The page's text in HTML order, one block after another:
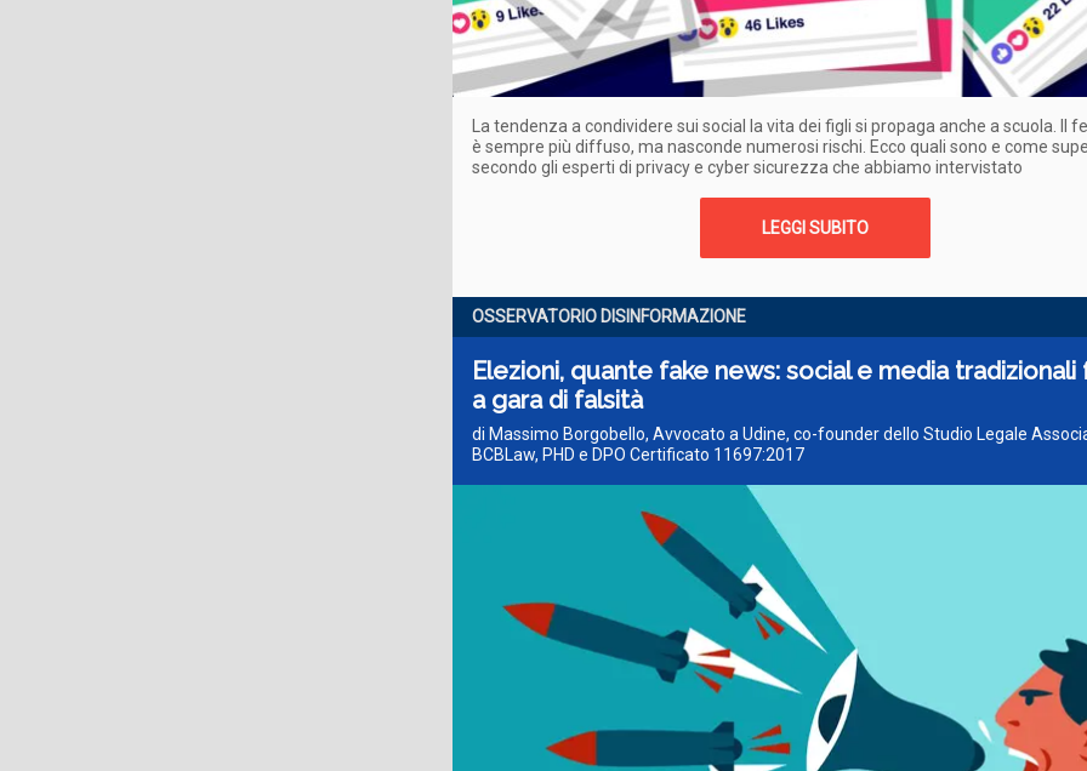
La tendenza a condividere sui social la vita dei figli si propaga anche a scuola. Il
è sempre più diffuso, ma nasconde numerosi rischi. Ecco quali sono e come
secondo gli esperti di privacy e cyber sicurezza che abbiamo intervistato
LEGGI SUBITO
OSSERVATORIO DISINFORMAZIONE
Elezioni, quante fake news: social e media tradizionali
a gara di falsità
di Massimo Borgobello, Avvocato a Udine, co-founder dello Studio Legale
BCBLaw, PHD e DPO Certificato 11697:2017